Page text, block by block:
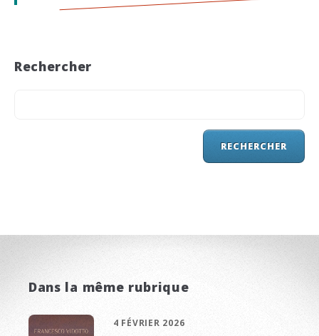
Rechercher
Dans la même rubrique
4 FÉVRIER 2026